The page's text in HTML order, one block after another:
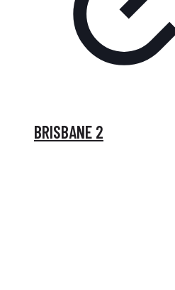
BRISBANE 2